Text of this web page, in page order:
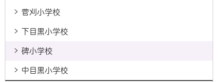
菅刈小学校
下目黒小学校
碑小学校
中目黒小学校